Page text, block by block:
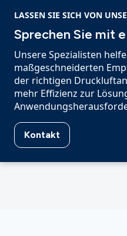
LASSEN SIE SICH VON
Sprechen Sie mit
Unsere Spezialisten
maßgeschneiderten
der richtigen
mehr Effizienz zur
Kontakt